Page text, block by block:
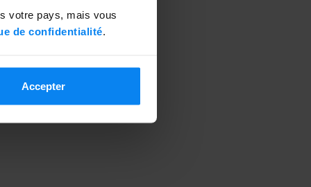
votre pays, mais vous
de confidentialité.
Accepter